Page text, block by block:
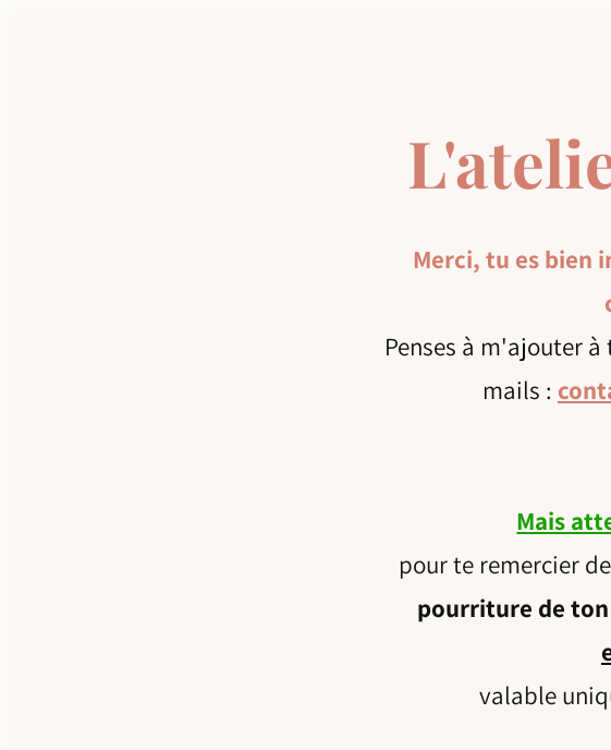
Merci, tu es bien
Penses à m'ajouter
mails :
Mais
pour te remercier
pourriture de
valable